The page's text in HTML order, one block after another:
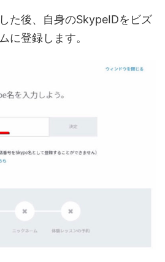
た後、自身のSkypeIDをビズ
に登録します。